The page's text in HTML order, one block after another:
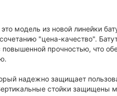
модель из новой линейки
"цена-качество".
повышенной прочностью, что
надежно защищает
стойки защищены